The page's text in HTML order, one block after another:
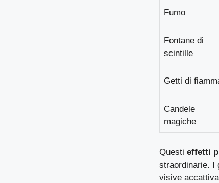
Fumo
Fontane di
scintille
Getti di
Candele
magiche
Questi effetti
straordinarie. I
visive